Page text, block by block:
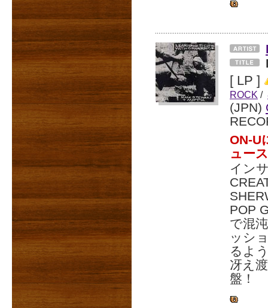
[ LP ]
ROCK /
(JPN)
ON-U
ュー
イン
POP
で混
ッシ
るよ
冴え
盤！